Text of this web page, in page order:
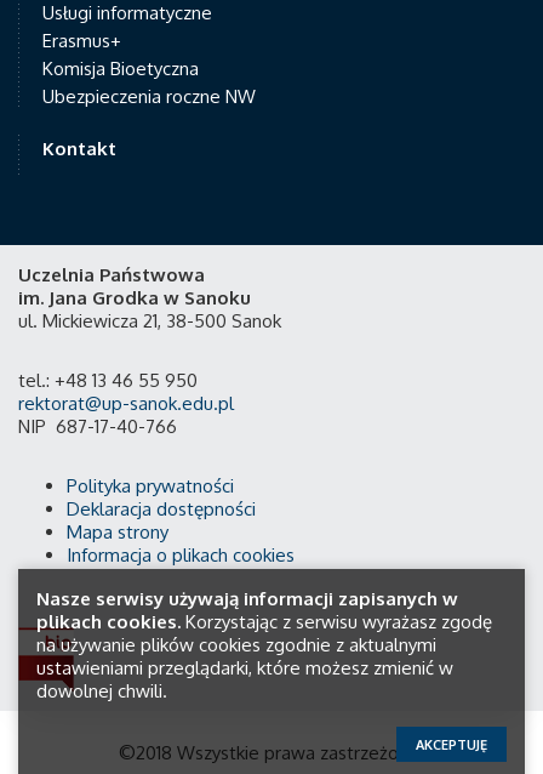
Usługi informatyczne
Erasmus+
Komisja Bioetyczna
Ubezpieczenia roczne NW
Kontakt
Uczelnia Państwowa
im. Jana Grodka w Sanoku
ul. Mickiewicza 21, 38-500 Sanok
tel.: +48 13 46 55 950
rektorat@up-sanok.edu.pl
NIP 687-17-40-766
Polityka prywatności
Deklaracja dostępności
Mapa strony
Informacja o plikach cookies
©2018 Wszystkie prawa zastrzeżone.
Nasze serwisy używają informacji zapisanych w
plikach cookies. Korzystając z serwisu wyrażasz zgodę
na używanie plików cookies zgodnie z aktualnymi
ustawieniami przeglądarki, które możesz zmienić w
dowolnej chwili.
AKCEPTUJĘ